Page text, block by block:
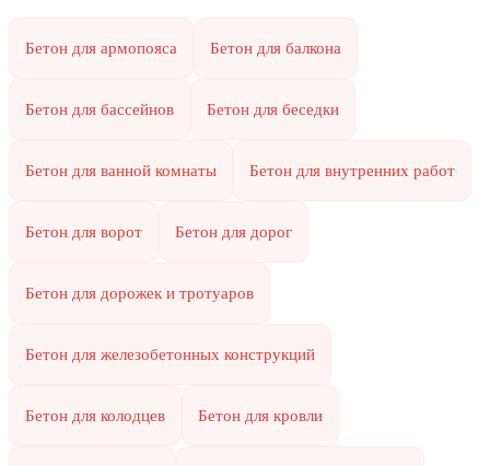
Бетон для армопояса Бетон для балкона
Бетон для бассейнов Бетон для беседки
Бетон для ванной комнаты Бетон для внутренних работ
Бетон для ворот Бетон для дорог
Бетон для дорожек и тротуаров
Бетон для железобетонных конструкций
Бетон для колодцев Бетон для кровли